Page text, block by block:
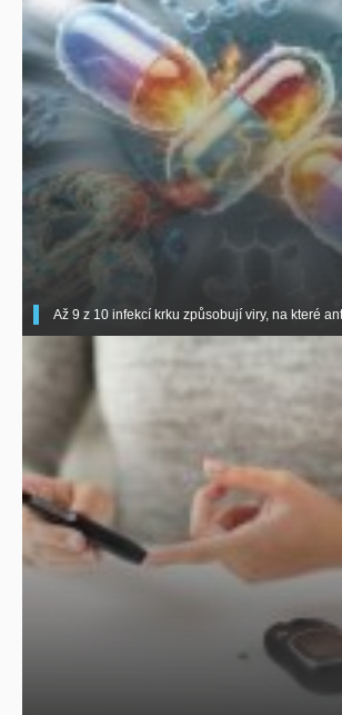
Až 9 z 10 infekcí krku způsobují viry, na které